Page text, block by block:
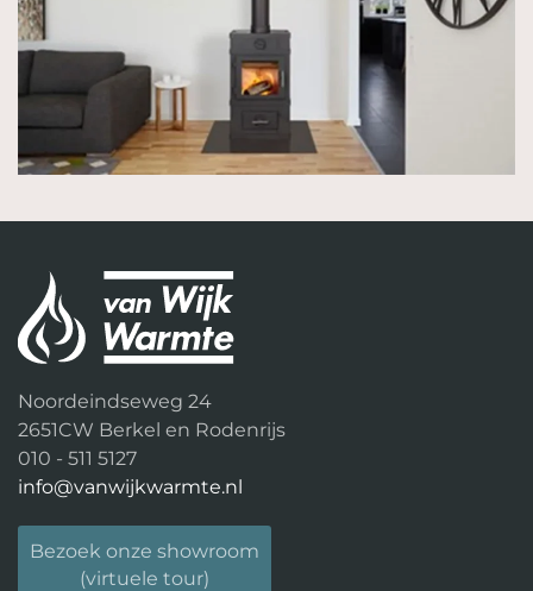
Noordeindseweg 24
2651CW Berkel en Rodenrijs
010 - 511 5127
info@vanwijkwarmte.nl
Bezoek onze showroom
(virtuele tour)